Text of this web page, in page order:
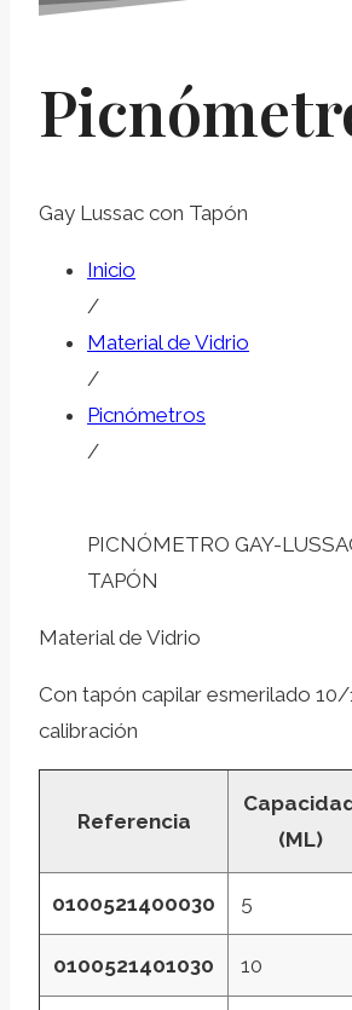
Gay Lussac con Tapón
Inicio
/
Material de Vidrio
/
Picnómetros
/
PICNÓMETRO GAY-
TAPÓN
Material de Vidrio
Con tapón capilar esmerilado 10/
calibración
Referencia
(ML)
0100521400030 5
0100521401030 10